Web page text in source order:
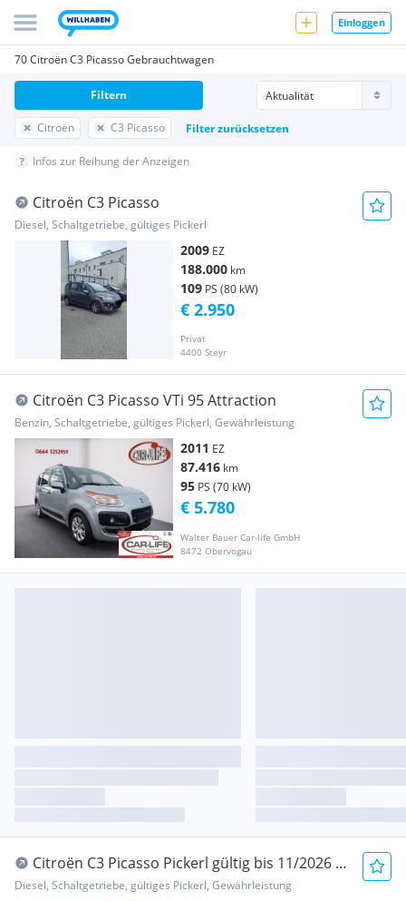
Einloggen
70 Citroën C3 Picasso Gebrauchtwagen
Citroën C3 Picasso Filter zurücksetzen
Filtern
Infos zur Reihung der Anzeigen
Citroën C3 Picasso
Diesel, Schaltgetriebe, gültiges Pickerl
2009 EZ
188.000 km
109 PS (80 kW)
Privat
4400 Steyr
€ 2.950
Citroën C3 Picasso VTi 95 Attraction
Benzin, Schaltgetriebe, gültiges Pickerl, Gewährleistung
2011 EZ
87.416 km
95 PS (70 kW)
Walter Bauer Car-life GmbH
8472 Obervogau
€ 5.780
Citroën C3 Picasso Pickerl gültig bis 11/2026 +
4 Monate
Diesel, Schaltgetriebe, gültiges Pickerl, Gewährleistung